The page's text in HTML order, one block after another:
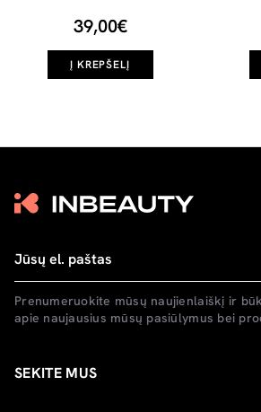
39,00€
Į KREPŠELĮ
Prenumeruokite mūsų naujienlaiškį ir
apie naujausius mūsų pasiūlymus bei
SEKITE MUS